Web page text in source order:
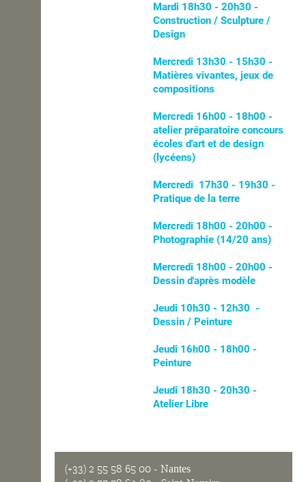
Mardi 18h30 - 20h30 -
Construction / Sculpture /
Design
Mercredi 13h30 - 15h30 -
Matières vivantes, jeux de
compositions
Mercredi 16h00 - 18h00 -
atelier préparatoire concours
écoles d'art et de design
(lycéens)
Mercredi 17h30 - 19h30 -
Pratique de la terre
Mercredi 18h00 - 20h00 -
Photographie (14/20 ans)
Mercredi 18h00 - 20h00 -
Dessin d'après modèle
Jeudi 10h30 - 12h30 -
Dessin / Peinture
Jeudi 16h00 - 18h00 -
Peinture
Jeudi 18h30 - 20h30 -
Atelier Libre
(+33) 2 55 58 65 00 - Nantes